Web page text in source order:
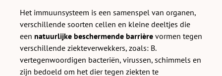
Het immuunsysteem is een samenspel van organen,
verschillende soorten cellen en kleine deeltjes die
een natuurlijke beschermende barrière vormen tegen
verschillende ziekteverwekkers, zoals: B.
vertegenwoordigen bacteriën, virussen, schimmels en
zijn bedoeld om het dier tegen ziekten te